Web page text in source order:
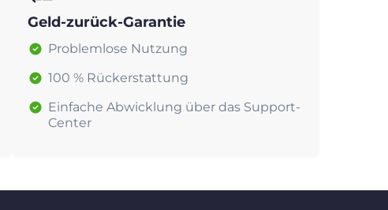
Geld-zurück-Garantie
Problemlose Nutzung
100 % Rückerstattung
Einfache Abwicklung über das Support-
Center